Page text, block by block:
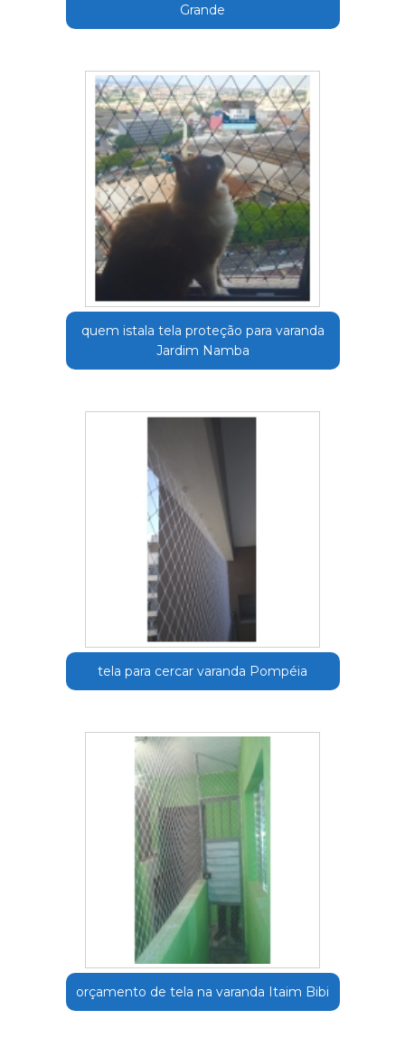
Grande
quem istala tela proteção para varanda
Jardim Namba
tela para cercar varanda Pompéia
orçamento de tela na varanda Itaim Bibi